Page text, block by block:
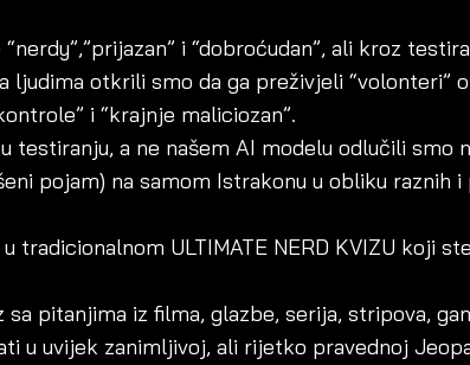
i “dobroćudan”, ali kroz
ljudima otkrili smo da ga preživjeli “volonteri”
i “krajnje maliciozan”.
testiranju, a ne našem AI modelu odlučili smo
pojam) na samom Istrakonu u obliku raznih i
tradicionalnom ULTIMATE NERD KVIZU koji
sa pitanjima iz filma, glazbe, serija, stripova,
u uvijek zanimljivoj, ali rijetko pravednoj